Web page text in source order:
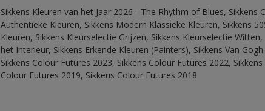
Sikkens Kleuren van het Jaar 2026 - The Rhythm of Blues, Sikkens
Authentieke Kleuren, Sikkens Modern Klassieke Kleuren, Sikkens
Kleuren, Sikkens Kleurselectie Grijzen, Sikkens Kleurselectie
het Interieur, Sikkens Erkende Kleuren (Painters), Sikkens Van
Sikkens Colour Futures 2023, Sikkens Colour Futures 2022,
Colour Futures 2019, Sikkens Colour Futures 2018